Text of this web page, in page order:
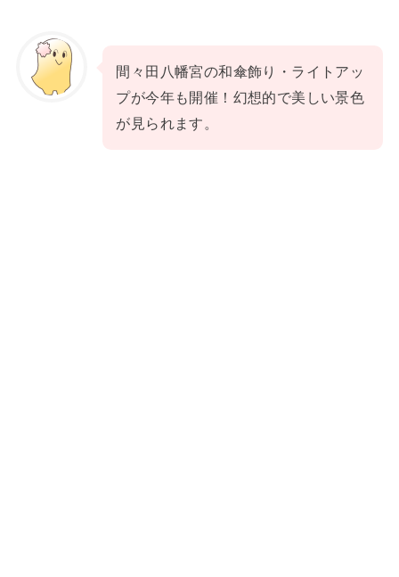
間々田八幡宮の和傘飾り・ライトアッ
プが今年も開催！幻想的で美しい景色
が見られます。